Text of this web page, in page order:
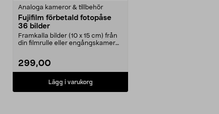
Analoga kameror & tillbehör
Fujifilm förbetald fotopåse
36 bilder
Framkalla bilder (10 x 15 cm) från
din filmrulle eller engångskamera.
299,00
Lägg i varukorg